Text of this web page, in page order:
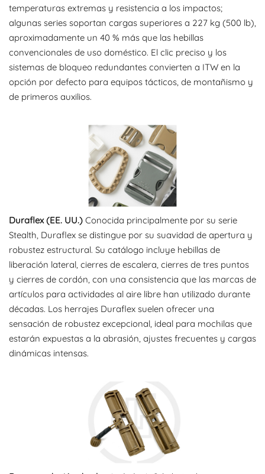
temperaturas extremas y resistencia a los impactos;
algunas series soportan cargas superiores a 227 kg (500 lb),
aproximadamente un 40 % más que las hebillas
convencionales de uso doméstico. El clic preciso y los
sistemas de bloqueo redundantes convierten a ITW en la
opción por defecto para equipos tácticos, de montañismo y
de primeros auxilios.
Duraflex (EE. UU.) Conocida principalmente por su serie
Stealth, Duraflex se distingue por su suavidad de apertura y
robustez estructural. Su catálogo incluye hebillas de
liberación lateral, cierres de escalera, cierres de tres puntos
y cierres de cordón, con una consistencia que las marcas de
artículos para actividades al aire libre han utilizado durante
décadas. Los herrajes Duraflex suelen ofrecer una
sensación de robustez excepcional, ideal para mochilas que
estarán expuestas a la abrasión, ajustes frecuentes y cargas
dinámicas intensas.